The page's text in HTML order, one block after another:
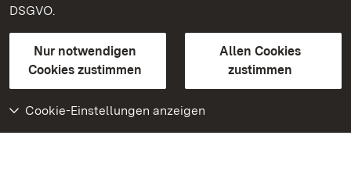
DSGVO.
Nur notwendigen
Cookies zustimmen
Allen Cookies
zustimmen
Cookie-Einstellungen anzeigen
Kontakt
GebärdenspracheLeichte Sprache
Erklärung zur Barrierefreiheit
BITV-konform (geprüfte Seiten)
Weiteres